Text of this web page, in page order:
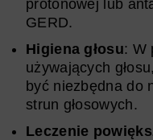
protonowej lub
GERD.
Higiena głosu: W
używających
być niezbędna do
strun głosowych.
Leczenie